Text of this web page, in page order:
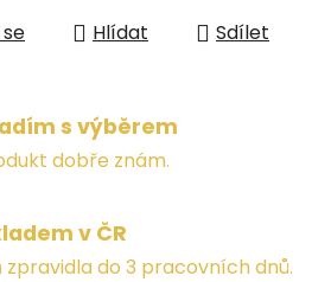
Hlídat Sdílet
s výběrem
dobře znám.
v ČR
zpravidla do 3 pracovních dnů.